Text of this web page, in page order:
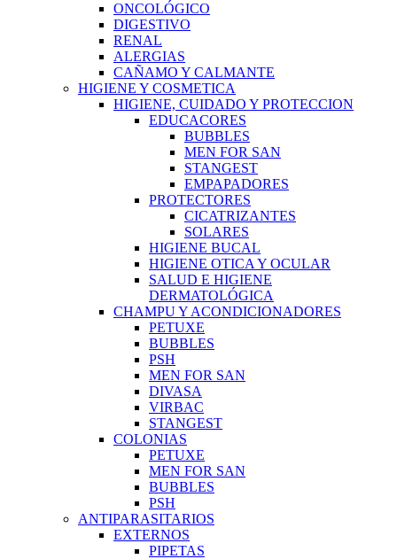
ONCOLÓGICO
DIGESTIVO
RENAL
ALERGIAS
CAÑAMO Y CALMANTE
HIGIENE Y COSMETICA
HIGIENE, CUIDADO Y PROTECCION
EDUCACORES
BUBBLES
MEN FOR SAN
STANGEST
EMPAPADORES
PROTECTORES
CICATRIZANTES
SOLARES
HIGIENE BUCAL
HIGIENE OTICA Y OCULAR
SALUD E HIGIENE
DERMATOLÓGICA
CHAMPU Y ACONDICIONADORES
PETUXE
BUBBLES
PSH
MEN FOR SAN
DIVASA
VIRBAC
STANGEST
COLONIAS
PETUXE
MEN FOR SAN
BUBBLES
PSH
ANTIPARASITARIOS
EXTERNOS
PIPETAS